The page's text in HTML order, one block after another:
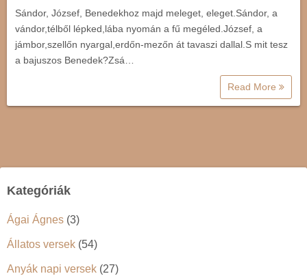
Sándor, József, Benedekhoz majd meleget, eleget.Sándor, a
vándor,télből lépked,lába nyomán a fű megéled.József, a
jámbor,szellőn nyargal,erdőn-mezőn át tavaszi dallal.S mit tesz
a bajuszos Benedek?Zsá…
Read More
Kategóriák
Ágai Ágnes (3)
Állatos versek (54)
Anyák napi versek (27)